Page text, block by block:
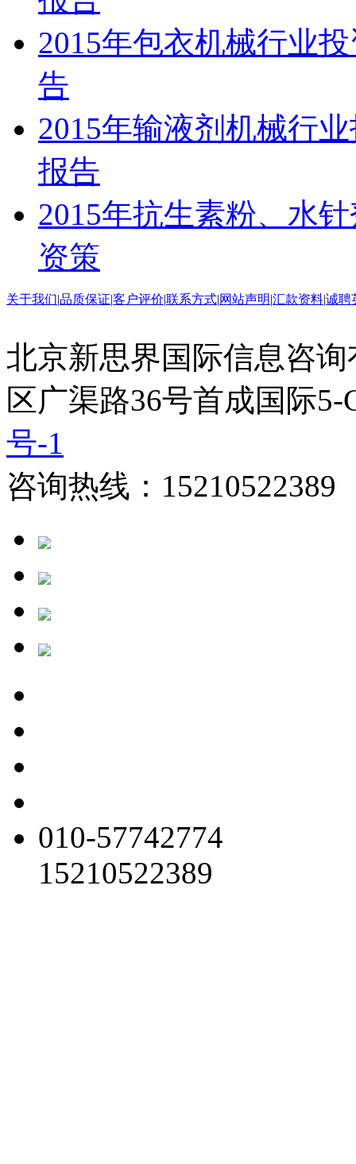
2015年包衣机械行业
告
2015年输液剂机械行
报告
2015年抗生素粉、水
资策
关于我们|品质保证|客户评价|联系方式|网站声明|汇款资料|诚聘
北京新思界国际信息咨
区广渠路36号首成国际
号-1
咨询热线：
010-57742774
15210522389